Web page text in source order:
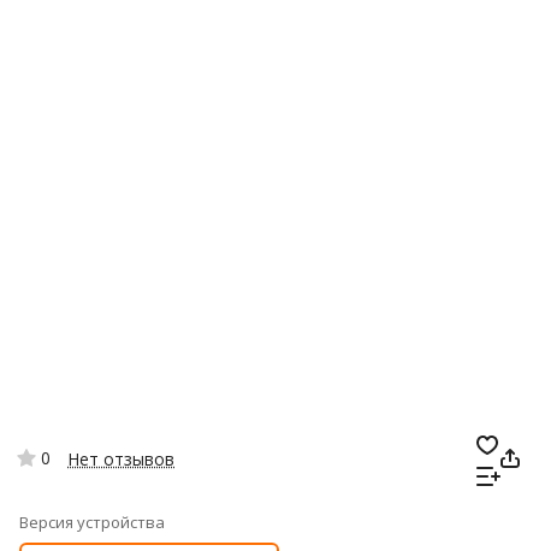
0 Нет отзывов
Версия устройства